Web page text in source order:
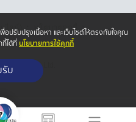
ลน์) · นโยบายคุกกี้ ·
& T.V. Co.,Ltd.
อปรับปรุงเนื้อหา และเว็บไซต์ให้ตรงกับใจคุณ
ได้ที่นโยบายการใช้คุกกี้
บ